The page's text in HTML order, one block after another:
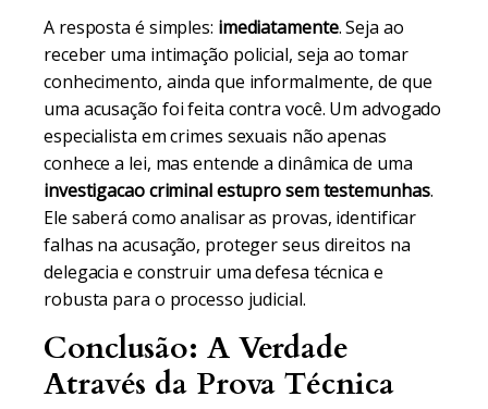
A resposta é simples: imediatamente. Seja ao
receber uma intimação policial, seja ao tomar
conhecimento, ainda que informalmente, de que
uma acusação foi feita contra você. Um advogado
especialista em crimes sexuais não apenas
conhece a lei, mas entende a dinâmica de uma
investigacao criminal estupro sem testemunhas.
Ele saberá como analisar as provas, identificar
falhas na acusação, proteger seus direitos na
delegacia e construir uma defesa técnica e
robusta para o processo judicial.
Conclusão: A Verdade
Através da Prova Técnica